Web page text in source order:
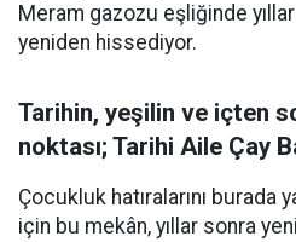
Meram gazozu eşliğinde yıllar
yeniden hissediyor.
Tarihin, yeşilin ve içten
noktası; Tarihi Aile Çay
Çocukluk hatıralarını burada
için bu mekân, yıllar sonra